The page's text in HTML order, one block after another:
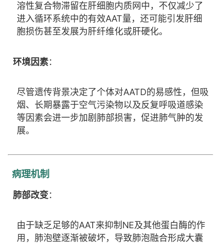
溶性复合物滞留在肝细胞内质网中，不仅减少了
进入循环系统中的有效AAT量，还可能引发肝细
胞损伤甚至发展为肝纤维化或肝硬化。
环境因素：
尽管遗传背景决定了个体对AATD的易感性，但吸
烟、长期暴露于空气污染物以及反复呼吸道感染
等因素会进一步加剧肺部损害，促进肺气肿的发
展。
病理机制
肺部改变：
由于缺乏足够的AAT来抑制NE及其他蛋白酶的作
用，肺泡壁逐渐被破坏，导致肺泡融合形成大囊